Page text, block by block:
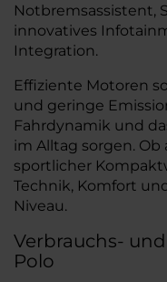
Notbremsassistent,
innovatives
Integration.
Effiziente Motoren
und geringe
Fahrdynamik und
im Alltag sorgen.
sportlicher
Technik, Komfort
Niveau.
Verbrauchs-
Polo